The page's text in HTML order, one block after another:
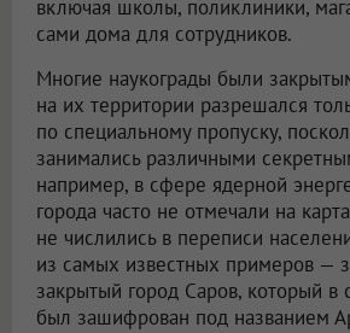
включая школы, поликлиники,
сами дома для сотрудников.
Многие наукограды были
на их территории разрешался
по специальному пропуску,
занимались различными
например, в сфере ядерной
города часто не отмечали на
не числились в переписи
из самых известных примеров —
закрытый город Саров, который в
был зашифрован под названием